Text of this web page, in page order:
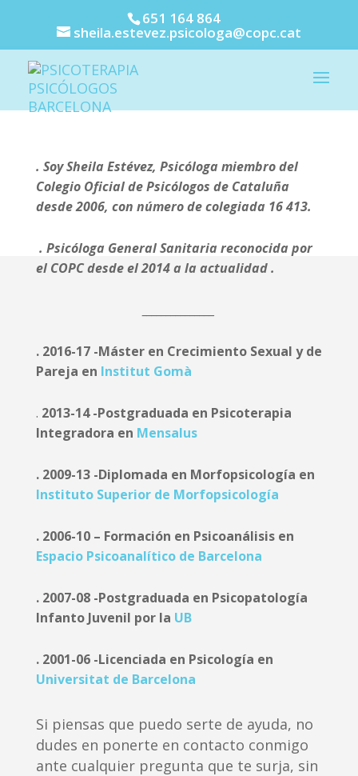
651 164 864
sheila.estevez.psicologa@copc.cat
Psicóloga en
. Soy Sheila Estévez, Psicóloga miembro del
Colegio Oficial de Psicólogos de Cataluña
desde 2006, con número de colegiada 16 413.
. Psicóloga General Sanitaria reconocida por
el COPC desde el 2014 a la actualidad .
. 2016-17 -Máster en Crecimiento Sexual y de
Pareja en Institut Gomà
. 2013-14 -Postgraduada en Psicoterapia
Integradora en Mensalus
. 2009-13 -Diplomada en Morfopsicología en
Instituto Superior de Morfopsicología
. 2006-10 – Formación en Psicoanálisis en
Espacio Psicoanalítico de Barcelona
. 2007-08 -Postgraduada en Psicopatología
Infanto Juvenil por la UB
. 2001-06 -Licenciada en Psicología en
Universitat de Barcelona
Si piensas que puedo serte de ayuda, no
dudes en ponerte en contacto conmigo
ante cualquier pregunta que te surja, sin